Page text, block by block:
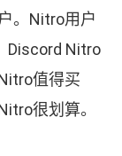
。Nitro用户
Discord Nitro
值得买
很划算。